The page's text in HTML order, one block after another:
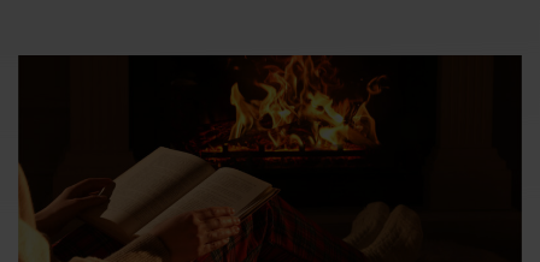
Annonsera
Om oss
Kontakta oss
Kundservice
Populära utbildningar